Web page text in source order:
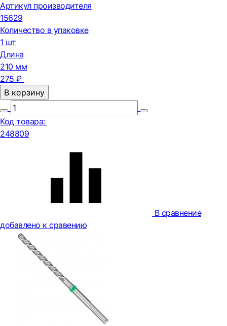
Артикул производителя
15629
Количество в упаковке
1 шт
Длина
210 мм
275 ₽
В корзину
Код товара:
248809
В сравнение
добавлено к сравению